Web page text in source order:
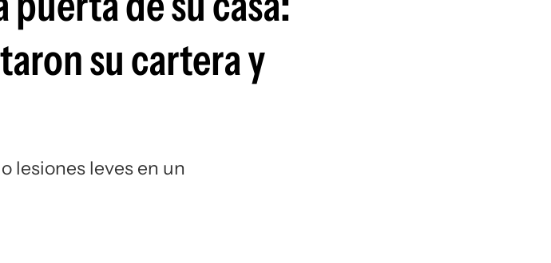
su cartera y
lesiones leves en un